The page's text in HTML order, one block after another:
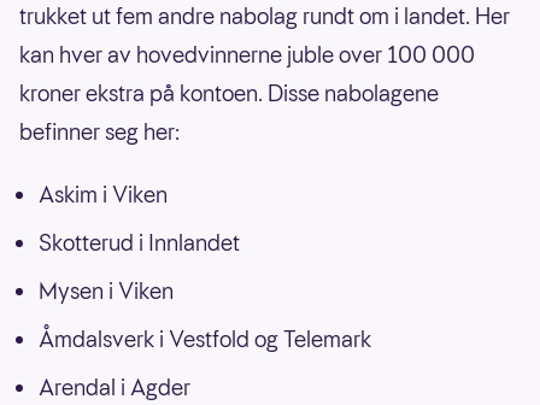
trukket ut fem andre nabolag rundt om i landet. Her
kan hver av hovedvinnerne juble over 100 000
kroner ekstra på kontoen. Disse nabolagene
befinner seg her:
Askim i Viken
Skotterud i Innlandet
Mysen i Viken
Åmdalsverk i Vestfold og Telemark
Arendal i Agder